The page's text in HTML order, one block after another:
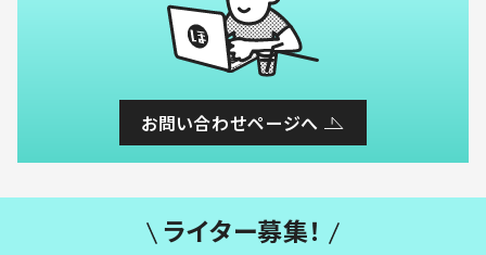
お問い合わせページへ
ライター募集！